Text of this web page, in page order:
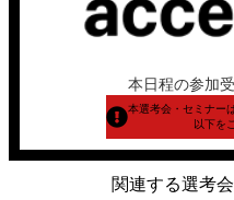
本日程の参加
本選考会・セミナー
以下を
関連する選考